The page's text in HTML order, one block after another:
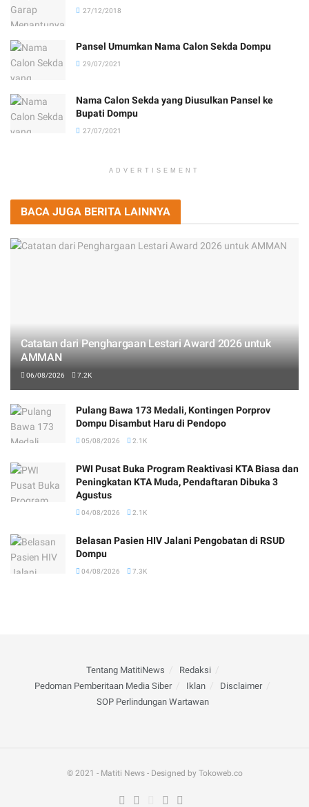
27/12/2018
Pansel Umumkan Nama Calon Sekda Dompu
29/07/2021
Nama Calon Sekda yang Diusulkan Pansel ke
Bupati Dompu
27/07/2021
ADVERTISEMENT
BACA JUGA BERITA LAINNYA
Catatan dari Penghargaan Lestari Award 2026 untuk
AMMAN
06/08/2026 7.2K
Pulang Bawa 173 Medali, Kontingen Porprov
Dompu Disambut Haru di Pendopo
05/08/2026 2.1K
PWI Pusat Buka Program Reaktivasi KTA Biasa dan
Peningkatan KTA Muda, Pendaftaran Dibuka 3
Agustus
04/08/2026 2.1K
Belasan Pasien HIV Jalani Pengobatan di RSUD
Dompu
04/08/2026 7.3K
Tentang MatitiNews
Redaksi
Pedoman Pemberitaan Media Siber
Iklan
Disclaimer
SOP Perlindungan Wartawan
© 2021 - Matiti News - Designed by Tokoweb.co